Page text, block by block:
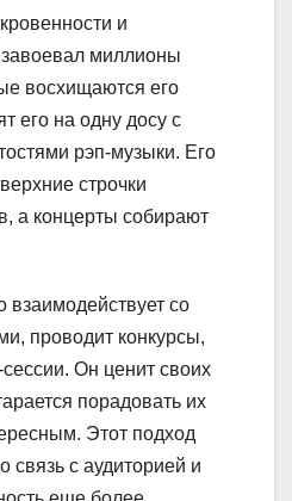
и
завоевал миллионы
восхищаются его
его на одну досу с
рэп-музыки. Его
строчки
а концерты собирают
взаимодействует со
проводит конкурсы,
Он ценит своих
порадовать их
Этот подход
связь с аудиторией и